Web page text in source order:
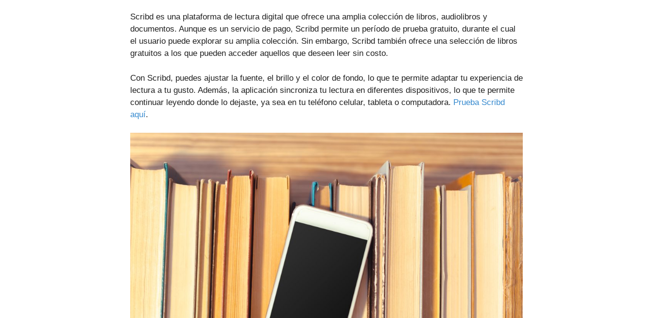
Scribd es una plataforma de lectura digital que ofrece una amplia colección de libros, audiolibros y
documentos. Aunque es un servicio de pago, Scribd permite un período de prueba gratuito, durante el cual
el usuario puede explorar su amplia colección. Sin embargo, Scribd también ofrece una selección de libros
gratuitos a los que pueden acceder aquellos que deseen leer sin costo.
Con Scribd, puedes ajustar la fuente, el brillo y el color de fondo, lo que te permite adaptar tu experiencia de
lectura a tu gusto. Además, la aplicación sincroniza tu lectura en diferentes dispositivos, lo que te permite
continuar leyendo donde lo dejaste, ya sea en tu teléfono celular, tableta o computadora. Prueba Scribd
aquí.